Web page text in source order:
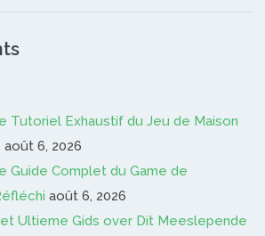
Tutoriel Exhaustif du Jeu de Maison
août 6, 2026
Guide Complet du Game de
août 6, 2026
Ultieme Gids over Dit Meeslepende